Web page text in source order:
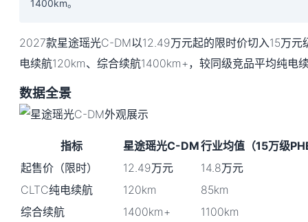
1400km。
2027款星途瑶光C-DM以12.49万元起的限时价切入15万元
电续航120km、综合续航1400km+，较同级竞品平均纯电
数据全景
指标 星途瑶光C-DM行业均值（15万级
起售价（限时）
12.49万元
14.8万元
CLTC纯电续航
120km
85km
综合续航
1400km+
1100km